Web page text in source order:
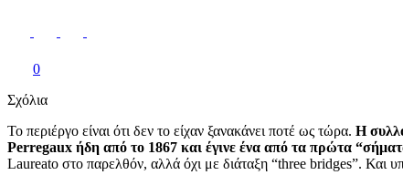
0
Σχόλια
Το περιέργο είναι ότι δεν το είχαν ξανακάνει ποτέ ως τώρα. Η
Perregaux ήδη από το 1867 και έγινε ένα από τα πρώτα
Laureato στο παρελθόν, αλλά όχι με διάταξη “three bridges”. Και